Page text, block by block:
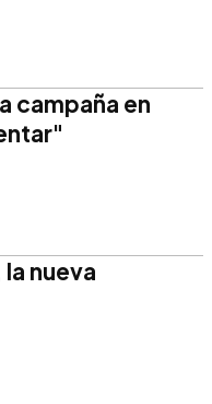
campaña en
nueva